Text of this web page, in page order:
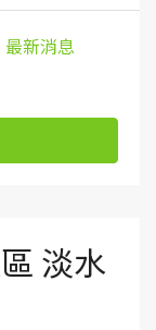
最新消息
淡水